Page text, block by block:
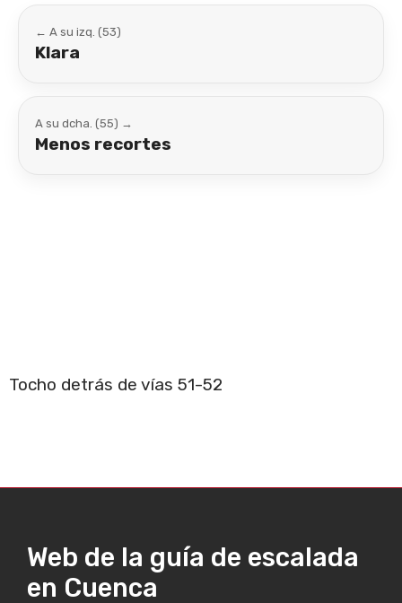
← A su izq. (53)
Klara
A su dcha. (55) →
Menos recortes
Tocho detrás de vías 51-52
Web de la guía de escalada
en Cuenca